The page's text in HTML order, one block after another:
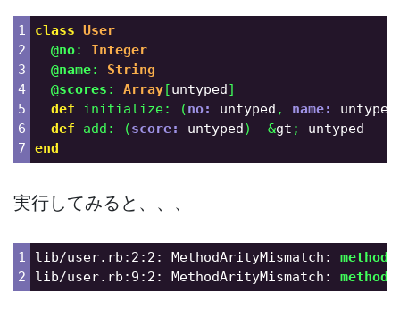
1
2
3
4
5
6
class User
@no:
Integer
@name:
String
@scores : Array[untyped]
def
initialize: (no: untyped , name: untyped
def
add : (score: untyped) -&gt ;
untyped
end
実行してみると、、、
1
lib/user.rb:2:2: MethodArityMismatch: method
lib/user.rb:9:2: MethodArityMismatch: method